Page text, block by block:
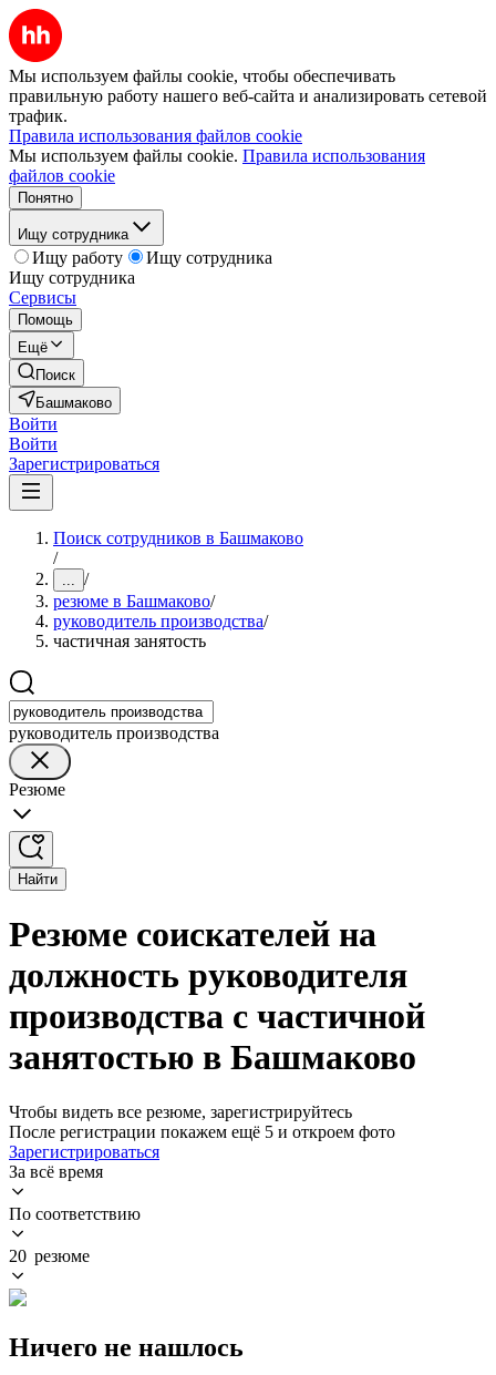
Мы используем файлы cookie, чтобы обеспечивать
правильную работу нашего веб-сайта и анализировать сетевой
трафик.
Правила использования файлов cookie
Мы используем файлы cookie. Правила использования
файлов cookie
Понятно
Ищу сотрудника
Ищу работу
Ищу сотрудника
Ищу сотрудника
Сервисы
Помощь
Ещё
Поиск
Башмаково
Войти
Войти
Зарегистрироваться
Поиск сотрудников в Башмаково
/
... /
резюме в Башмаково/
руководитель производства/
частичная занятость
руководитель производства
Резюме
Найти
Резюме соискателей на
должность руководителя
производства с частичной
занятостью в Башмаково
Чтобы видеть все резюме, зарегистрируйтесь
После регистрации покажем ещё 5 и откроем фото
Зарегистрироваться
За всё время
По соответствию
20 резюме
Ничего не нашлось